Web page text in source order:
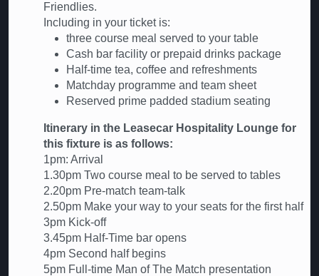
Friendlies.
Including in your ticket is:
three course meal served to your table
Cash bar facility or prepaid drinks package
Half-time tea, coffee and refreshments
Matchday programme and team sheet
Reserved prime padded stadium seating
Itinerary in the Leasecar Hospitality Lounge for
this fixture is as follows:
1pm: Arrival
1.30pm Two course meal to be served to tables
2.20pm Pre-match team-talk
2.50pm Make your way to your seats for the first half
3pm Kick-off
3.45pm Half-Time bar opens
4pm Second half begins
5pm Full-time Man of The Match presentation